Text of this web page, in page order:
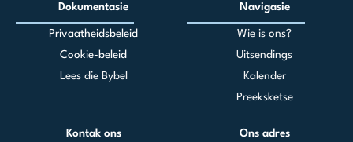
Dokumentasie
Privaatheidsbeleid
Cookie-beleid
Lees die Bybel
Navigasie
Wie is ons?
Uitsendings
Kalender
Preeksketse
Kontak ons Ons adres